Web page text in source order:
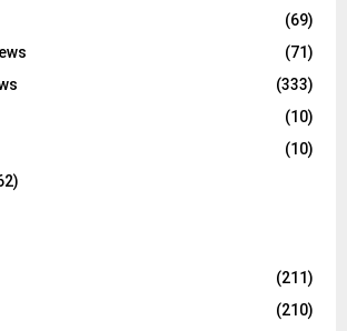
(69)
(71)
(333)
(10)
(10)
(211)
(210)